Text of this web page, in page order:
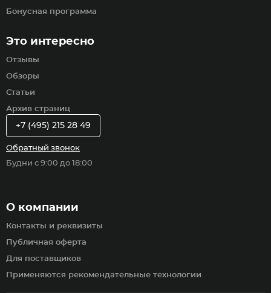
Бонусная программа
Это интересно
Отзывы
Обзоры
Статьи
Архив страниц
О компании
Контакты и реквизиты
Публичная оферта
Для поставщиков
Применяются рекомендательные технологии
+7 (495) 215 28 49
Обратный звонок
Будни с 9:00 до 18:00